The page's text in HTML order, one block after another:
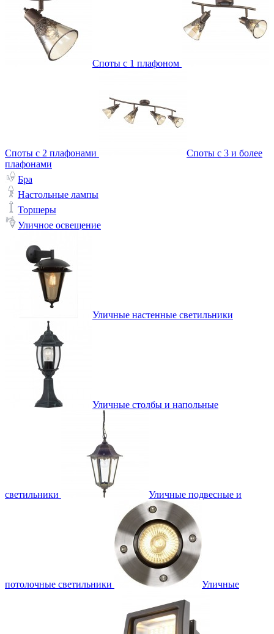
Споты с 1 плафоном
Споты с 2 плафонами
Споты с 3 и более
плафонами
Бра
Настольные лампы
Торшеры
Уличное освещение
Уличные настенные светильники
Уличные столбы и напольные
светильники Уличные подвесные и
потолочные светильники Уличные